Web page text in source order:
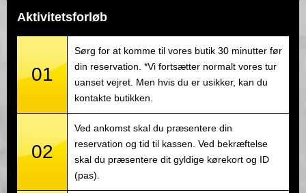
Aktivitetsforløb
01
Sørg for at komme til vores butik 30 minutter før
din reservation. *Vi fortsætter normalt vores tur
uanset vejret. Men hvis du er usikker, kan du
kontakte butikken.
02
Ved ankomst skal du præsentere din
reservation og tid til kassen. Ved bekræftelse
skal du præsentere dit gyldige kørekort og ID
(pas).